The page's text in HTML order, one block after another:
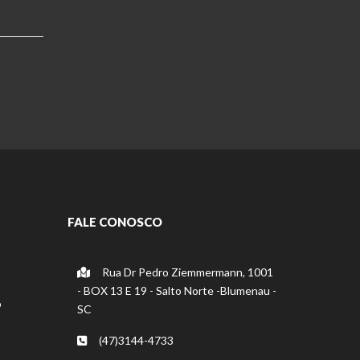
FALE CONOSCO
Rua Dr Pedro Ziemmermann, 1001
- BOX 13 E 19 - Salto Norte -Blumenau -
SC
(47)3144-4733